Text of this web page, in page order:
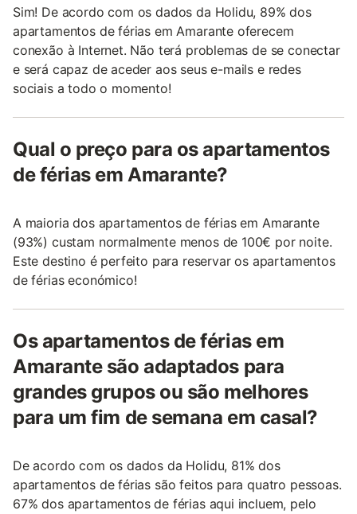
Sim! De acordo com os dados da Holidu, 89% dos
apartamentos de férias em Amarante oferecem
conexão à Internet. Não terá problemas de se conectar
e será capaz de aceder aos seus e-mails e redes
sociais a todo o momento!
Qual o preço para os apartamentos
de férias em Amarante?
A maioria dos apartamentos de férias em Amarante
(93%) custam normalmente menos de 100€ por noite.
Este destino é perfeito para reservar os apartamentos
de férias económico!
Os apartamentos de férias em
Amarante são adaptados para
grandes grupos ou são melhores
para um fim de semana em casal?
De acordo com os dados da Holidu, 81% dos
apartamentos de férias são feitos para quatro pessoas.
67% dos apartamentos de férias aqui incluem, pelo